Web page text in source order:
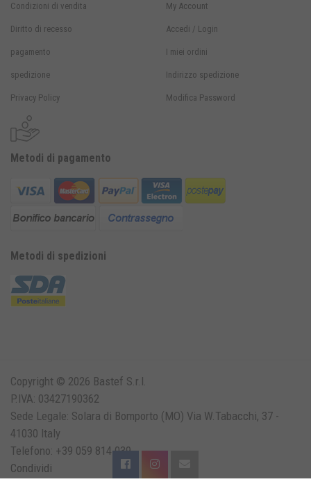
Metodi di pagamento
Metodi di spedizioni
Condizioni di vendita
Diritto di recesso
pagamento
spedizione
Privacy Policy
My Account
Accedi / Login
I miei ordini
Indirizzo spedizione
Modifica Password
Copyright © 2026 Bastef S.r.l.
P.IVA: 03427190362
Sede Legale: Solara di Bomporto (MO) Via W.Tabacchi, 37 -
41030 Italy
Telefono: +39 059 814 039
Condividi